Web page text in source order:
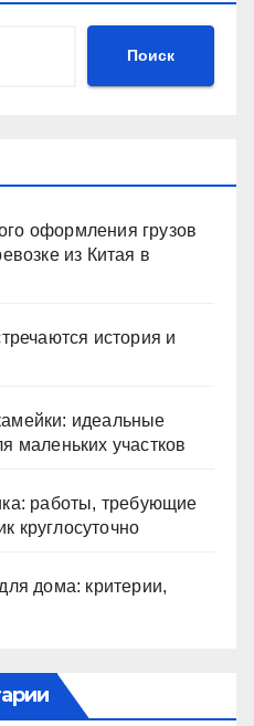
Поиск
оформления грузов
из Китая в
история и
идеальные
маленьких участков
работы, требующие
круглосуточно
дома: критерии,